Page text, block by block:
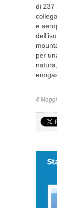
di 237
e
per
4